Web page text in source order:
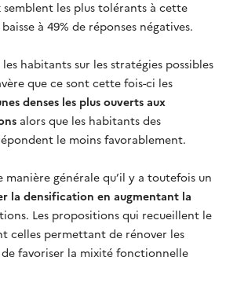
semblent les plus tolérants à cette
à 49% de réponses négatives.
habitants sur les stratégies possibles
que ce sont cette fois-ci les
denses les plus ouverts aux
alors que les habitants des
le moins favorablement.
manière générale qu’il y a toutefois un
la densification en augmentant la
Les propositions qui recueillent le
celles permettant de rénover les
favoriser la mixité fonctionnelle